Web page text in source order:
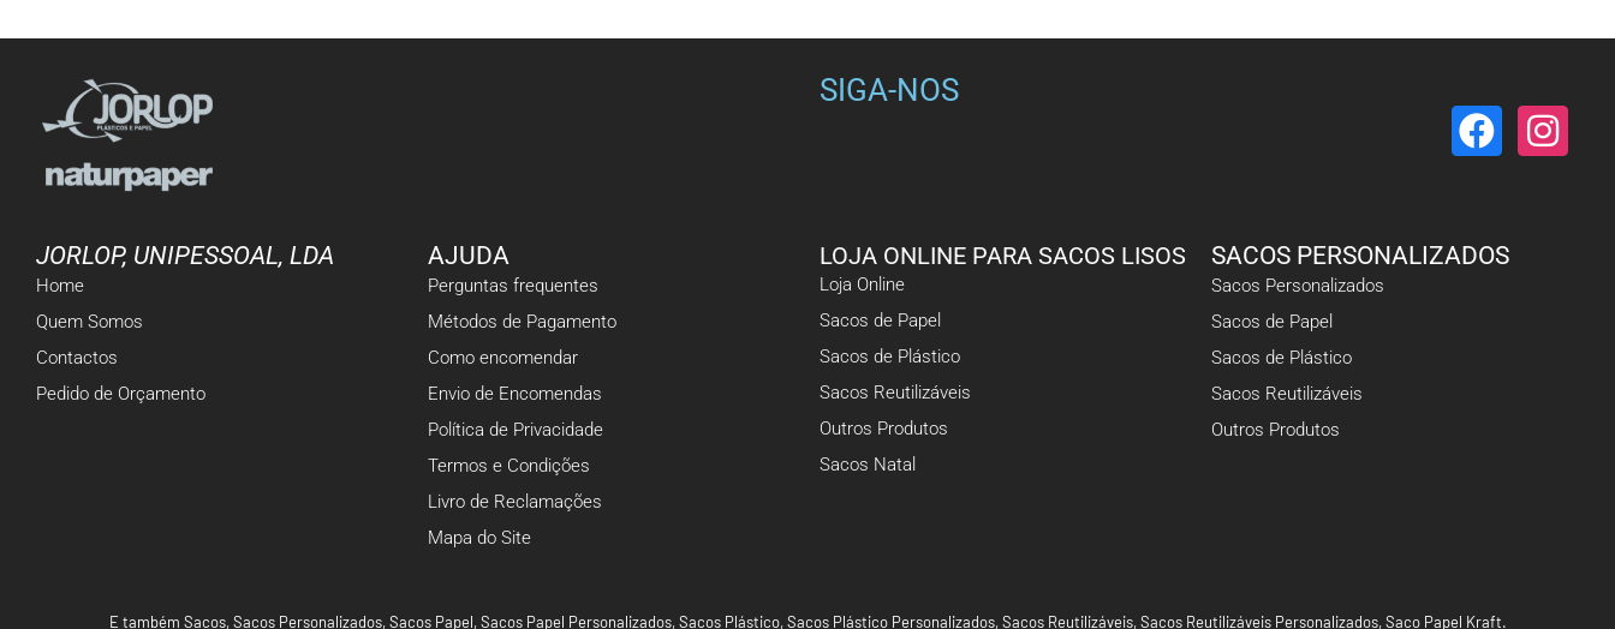
SIGA-NOS
JORLOP, UNIPESSOAL, LDA
Home
Quem Somos
Contactos
Pedido de Orçamento
AJUDA
Perguntas frequentes
Métodos de Pagamento
Como encomendar
Envio de Encomendas
Política de Privacidade
Termos e Condições
Livro de Reclamações
Mapa do Site
LOJA ONLINE PARA SACOS LISOS
Loja Online
Sacos de Papel
Sacos de Plástico
Sacos Reutilizáveis
Outros Produtos
Sacos Natal
SACOS PERSONALIZADOS
Sacos Personalizados
Sacos de Papel
Sacos de Plástico
Sacos Reutilizáveis
Outros Produtos
E também Sacos,Sacos Personalizados,Sacos Papel,Sacos Papel Personalizados,Sacos Plástico,Sacos Plástico Personalizados,Sacos Reutilizáveis,Sacos Reutilizáveis Personalizados,Saco Papel Kraft.